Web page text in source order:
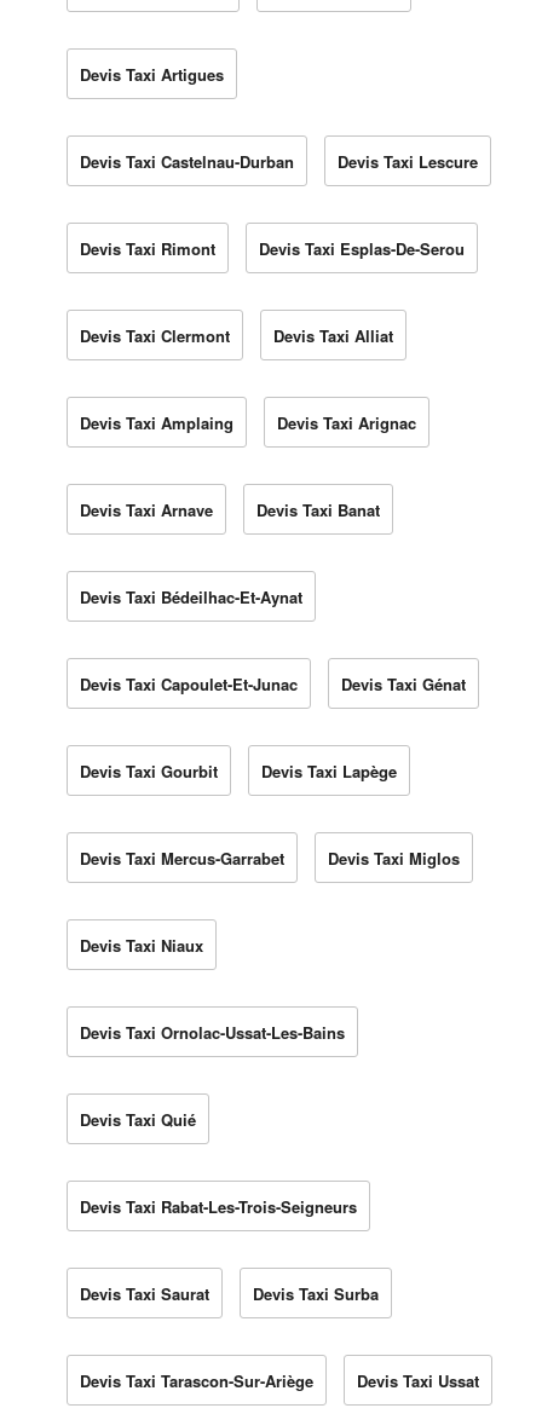
Devis Taxi Artigues
Devis Taxi Castelnau-Durban Devis Taxi Lescure
Devis Taxi Rimont Devis Taxi Esplas-De-Serou
Devis Taxi Clermont Devis Taxi Alliat
Devis Taxi Amplaing Devis Taxi Arignac
Devis Taxi Arnave Devis Taxi Banat
Devis Taxi Bédeilhac-Et-Aynat
Devis Taxi Capoulet-Et-Junac Devis Taxi Génat
Devis Taxi Gourbit Devis Taxi Lapège
Devis Taxi Mercus-Garrabet Devis Taxi Miglos
Devis Taxi Niaux
Devis Taxi Ornolac-Ussat-Les-Bains
Devis Taxi Quié
Devis Taxi Rabat-Les-Trois-Seigneurs
Devis Taxi Saurat Devis Taxi Surba
Devis Taxi Tarascon-Sur-Ariège Devis Taxi Ussat